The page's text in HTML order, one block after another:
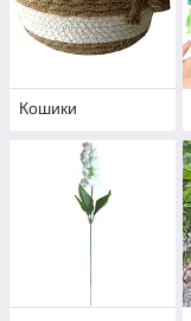
Кошики